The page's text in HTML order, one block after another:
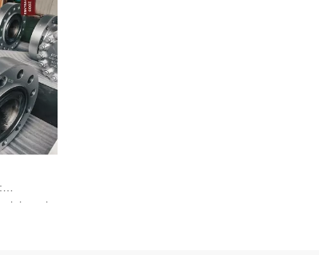
evitar o fluxo reverso é essencial para proteger